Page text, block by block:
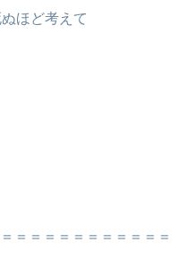
ほど考えて
＝＝＝＝＝＝＝＝＝＝＝